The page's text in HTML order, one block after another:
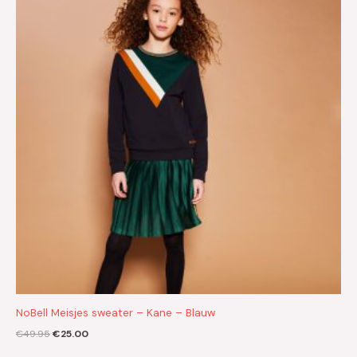
NoBell Meisjes sweater – Kane – Blauw
€49.95€25.00
€25.00.